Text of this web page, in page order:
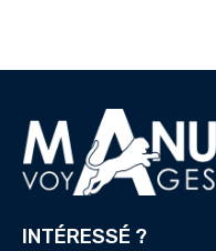
INTÉRESSÉ ?